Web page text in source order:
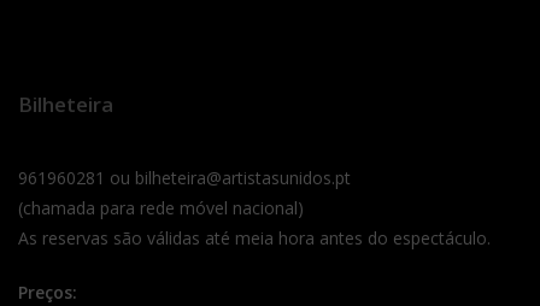
Bilheteira
961960281 ou bilheteira@artistasunidos.pt
(chamada para rede móvel nacional)
As reservas são válidas até meia hora antes do espectáculo.
Preços: